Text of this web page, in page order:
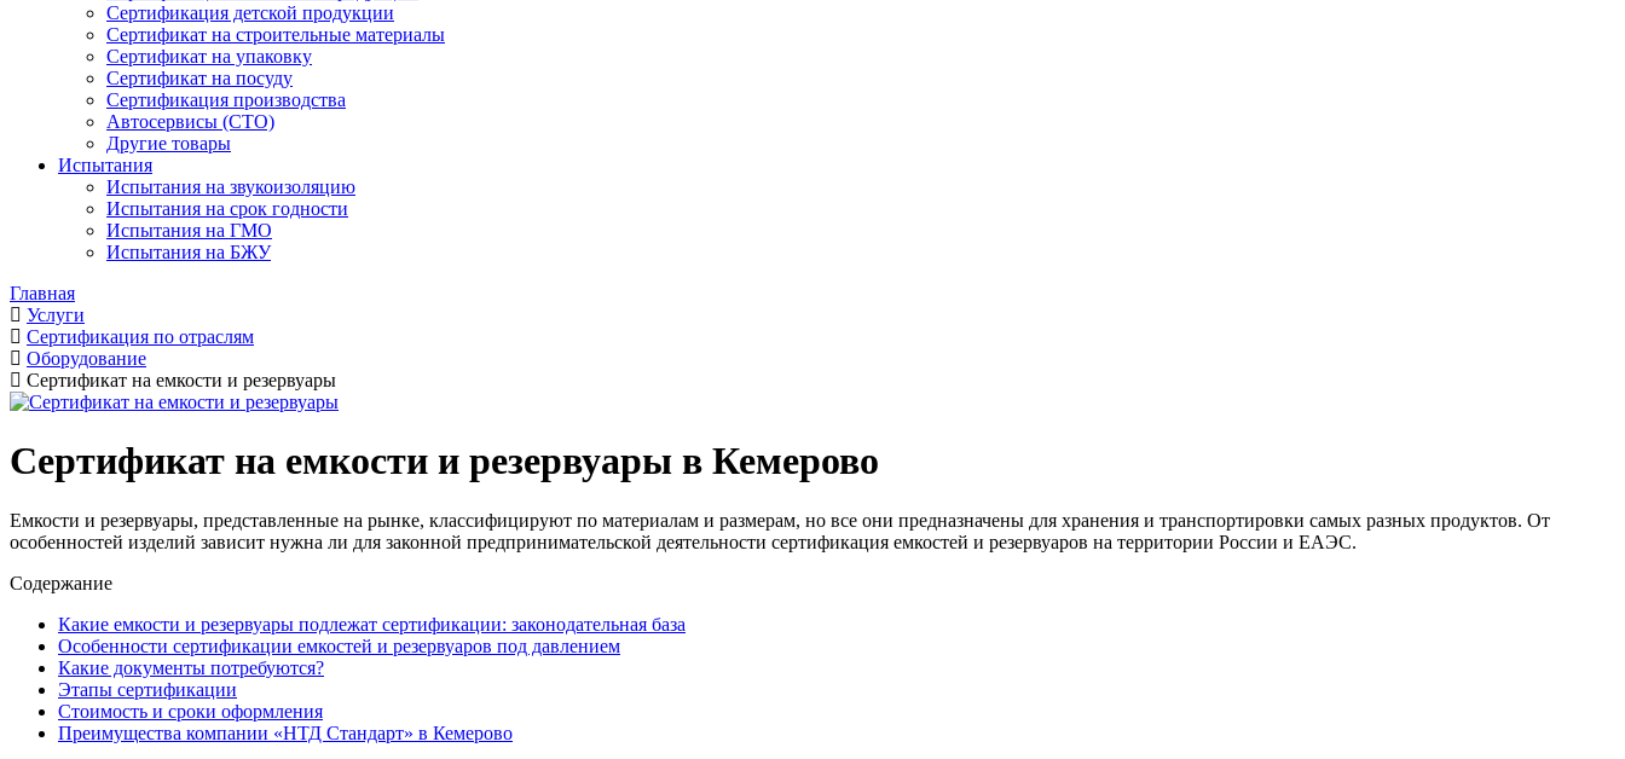
Сертификация детской продукции
Сертификат на строительные материалы
Сертификат на упаковку
Сертификат на посуду
Сертификация производства
Автосервисы (СТО)
Другие товары
Испытания
Испытания на звукоизоляцию
Испытания на срок годности
Испытания на ГМО
Испытания на БЖУ
Главная
Услуги
Сертификация по отраслям
Оборудование
Сертификат на емкости и резервуары
Сертификат на емкости и резервуары в Кемерово
Емкости и резервуары, представленные на рынке, классифицируют по материалам и размерам, но все они предназначены для хранения и транспортировки самых разных продуктов. От
особенностей изделий зависит нужна ли для законной предпринимательской деятельности сертификация емкостей и резервуаров на территории России и ЕАЭС.
Содержание
Какие емкости и резервуары подлежат сертификации: законодательная база
Особенности сертификации емкостей и резервуаров под давлением
Какие документы потребуются?
Этапы сертификации
Стоимость и сроки оформления
Преимущества компании «НТД Стандарт» в Кемерово